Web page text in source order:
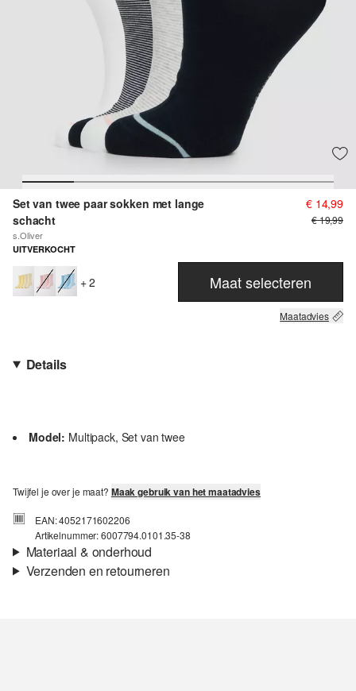
Set van twee paar sokken met lange
schacht
s.Oliver
€ 14,99
€ 19,99
UITVERKOCHT
+ 2 Maat selecteren
Maatadvies
Details
Model: Multipack, Set van twee
Twijfel je over je maat? Maak gebruik van het maatadvies
EAN: 4052171602206
Artikelnummer: 6007794.0101.35-38
Materiaal & onderhoud
Verzenden en retourneren